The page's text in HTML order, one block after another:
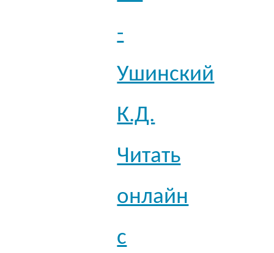
-
Ушинский
К.Д.
Читать
онлайн
с